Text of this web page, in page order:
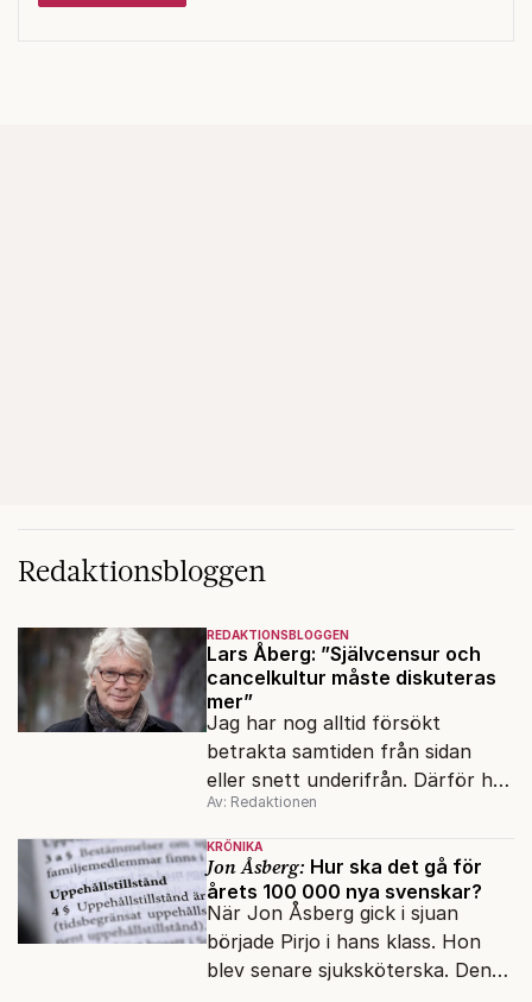
Redaktionsbloggen
REDAKTIONSBLOGGEN
Lars Åberg: ”Självcensur och
cancelkultur måste diskuteras
mer”
Jag har nog alltid försökt
betrakta samtiden från sidan
eller snett underifrån. Därför har
mina reportage ofta handlat om
minoriteter och
värderingskonflikter, säger Lars
Åberg, ny krönikör på Fokus.
Av: Redaktionen
KRÖNIKA
Jon Åsberg: Hur ska det gå för
årets 100 000 nya svenskar?
När Jon Åsberg gick i sjuan
började Pirjo i hans klass. Hon
blev senare sjuksköterska. Den